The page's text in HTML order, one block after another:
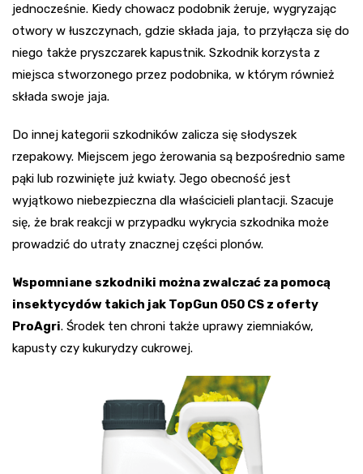
jednocześnie. Kiedy chowacz podobnik żeruje, wygryzając
otwory w łuszczynach, gdzie składa jaja, to przyłącza się do
niego także pryszczarek kapustnik. Szkodnik korzysta z
miejsca stworzonego przez podobnika, w którym również
składa swoje jaja.
Do innej kategorii szkodników zalicza się słodyszek
rzepakowy. Miejscem jego żerowania są bezpośrednio same
pąki lub rozwinięte już kwiaty. Jego obecność jest
wyjątkowo niebezpieczna dla właścicieli plantacji. Szacuje
się, że brak reakcji w przypadku wykrycia szkodnika może
prowadzić do utraty znacznej części plonów.
Wspomniane szkodniki można zwalczać za pomocą
insektycydów takich jak TopGun 050 CS z oferty
ProAgri. Środek ten chroni także uprawy ziemniaków,
kapusty czy kukurydzy cukrowej.